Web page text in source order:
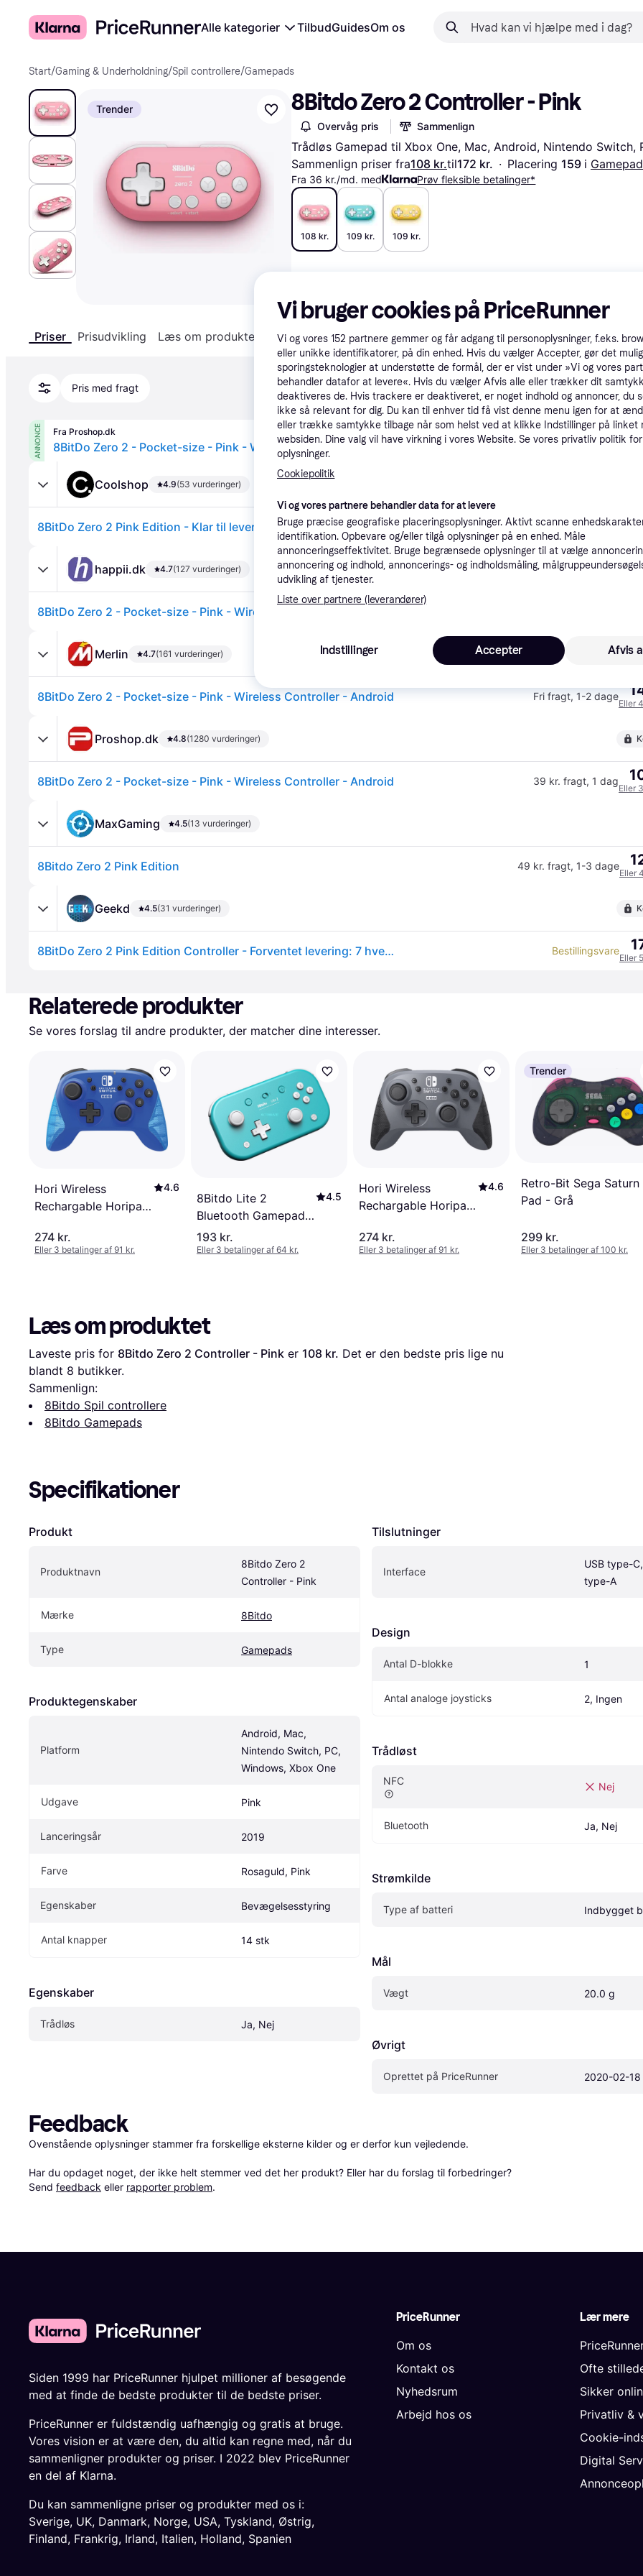
Alle kategorier TilbudGuidesOm os
Start/Gaming & Underholdning/Spil controllere/Gamepads
Trender 8Bitdo Zero 2 Controller - Pink
Overvåg pris Sammenlign
Trådløs Gamepad til Xbox One, Mac, Android, Nintendo Switch,
Sammenlign priser fra108 kr.til172 kr. · Placering 159 i
Fra 36 kr./md. med Prøv fleksible betalinger*
108 kr. 109 kr. 109 kr.
Priser Prisudvikling Læs om produktet Specifikationer
Pris med fragt
ANNONCE Fra Proshop.dk
8BitDo Zero 2 - Pocket-size - Pink - Wireless Controller - Android 39 kr. fragt,1 dag
Coolshop 4.9(53 vurderinger)
8BitDo Zero 2 Pink Edition - Klar til levering - Prismatch Laveste pris· 39 kr. fragt,1 dag
happii.dk 4.7(127 vurderinger)
8BitDo Zero 2 - Pocket-size - Pink - Wireless Controller - Android
Merlin 4.7(161 vurderinger)
8BitDo Zero 2 - Pocket-size - Pink - Wireless Controller - Android Fri fragt, 1-2 dage
Eller
Proshop.dk 4.8(1280 vurderinger)
8BitDo Zero 2 - Pocket-size - Pink - Wireless Controller - Android 39 kr. fragt, 1 dag
Eller
MaxGaming 4.5(13 vurderinger)
8Bitdo Zero 2 Pink Edition 49 kr. fragt, 1-3 dage
Eller
Geekd 4.5(31 vurderinger)
8BitDo Zero 2 Pink Edition Controller - Forventet levering: 7 hverdage Bestillingsvare
Eller
Relaterede produkter
Se vores forslag til andre produkter, der matcher dine interesser.
Hori Wireless
Rechargable Horipad
Blå
4.6
274 kr.
Eller 3 betalinger af 91 kr.
8Bitdo Lite 2
Bluetooth Gamepad -
Turquoise
4.5
193 kr.
Eller 3 betalinger af 64 kr.
Hori Wireless
Rechargable Horipad
Grey
4.6
274 kr.
Eller 3 betalinger af 91 kr.
Trender
Retro-Bit Sega Saturn
Pad - Grå
299 kr.
Eller 3 betalinger af 100 kr.
Læs om produktet
Laveste pris for 8Bitdo Zero 2 Controller - Pink er 108 kr. Det er den bedste pris lige nu
blandt 8 butikker.
Sammenlign:
8Bitdo Spil controllere
8Bitdo Gamepads
Specifikationer
Produkt
Produktnavn
8Bitdo Zero 2
Controller - Pink
Mærke 8Bitdo
Type Gamepads
Produktegenskaber
Platform
Android, Mac,
Nintendo Switch, PC,
Windows, Xbox One
Udgave Pink
Lanceringsår 2019
Farve Rosaguld, Pink
Egenskaber Bevægelsesstyring
Antal knapper 14 stk
Egenskaber
Trådløs Ja, Nej
Tilslutninger
Interface
USB type-
type-A
Design
Antal D-blokke 1
Antal analoge joysticks 2, Ingen
Trådløst
NFC Nej
Bluetooth Ja, Nej
Strømkilde
Type af batteri Indbygget
Mål
Vægt 20.0 g
Øvrigt
Oprettet på PriceRunner 2020-02-18
Feedback
Ovenstående oplysninger stammer fra forskellige eksterne kilder og er derfor kun vejledende.
Har du opdaget noget, der ikke helt stemmer ved det her produkt? Eller har du forslag til forbedringer?
Send feedback eller rapporter problem.
PriceRunner
Om os
Kontakt os
Nyhedsrum
Arbejd hos os
Lær mere
Ofte
Sikker
Privatliv &
Cookie-
Digital
Siden 1999 har PriceRunner hjulpet millioner af besøgende
med at finde de bedste produkter til de bedste priser.
PriceRunner er fuldstændig uafhængig og gratis at bruge.
Vores vision er at være den, du altid kan regne med, når du
sammenligner produkter og priser. I 2022 blev PriceRunner
en del af Klarna.
Du kan sammenligne priser og produkter med os i:
Sverige, UK, Danmark, Norge, USA, Tyskland, Østrig,
Finland, Frankrig, Irland, Italien, Holland, Spanien
Vi bruger cookies på PriceRunner
Vi og vores 152 partnere gemmer og får adgang til personoplysninger, f.eks.
eller unikke identifikatorer, på din enhed. Hvis du vælger Accepter, gør det
sporingsteknologier at understøtte de formål, der er vist under »Vi og vores
behandler datafor at levere«. Hvis du vælger Afvis alle eller trækker dit
deaktiveres de. Hvis trackere er deaktiveret, er noget indhold og annoncer, du
ikke så relevant for dig. Du kan til enhver tid få vist denne menu igen for at
eller trække samtykke tilbage når som helst ved at klikke Indstillinger på linket
websiden. Dine valg vil have virkning i vores Website. Se vores privatliv politik
oplysninger.
Cookiepolitik
Vi og vores partnere behandler data for at levere
Bruge præcise geografiske placeringsoplysninger. Aktivt scanne
identifikation. Opbevare og/eller tilgå oplysninger på en enhed. Måle
annonceringseffektivitet. Bruge begrænsede oplysninger til at vælge
annoncering og indhold, annoncerings- og indholdsmåling,
udvikling af tjenester.
Liste over partnere (leverandører)
Indstillinger Afvis
Accepter